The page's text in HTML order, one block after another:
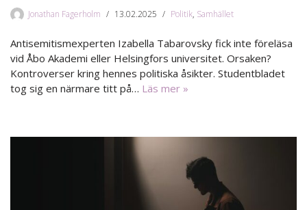
Jonathan Fagerholm 13.02.2025 Politik, Samhället
Antisemitismexperten Izabella Tabarovsky fick inte föreläsa
vid Åbo Akademi eller Helsingfors universitet. Orsaken?
Kontroverser kring hennes politiska åsikter. Studentbladet
tog sig en närmare titt på… Läs mer »